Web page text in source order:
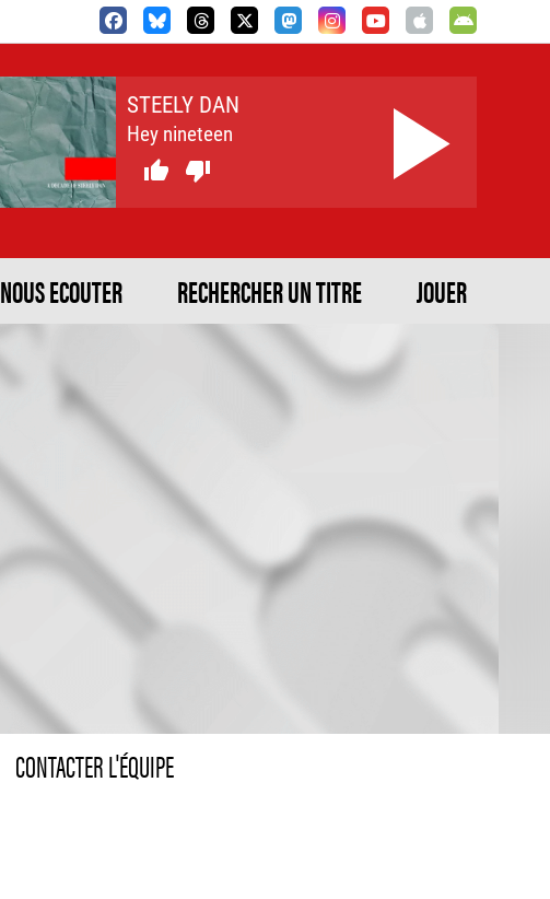
STEELY DAN
Hey nineteen
 
NOUS ECOUTER RECHERCHER UN TITRE JOUER
CONTACTER L'ÉQUIPE